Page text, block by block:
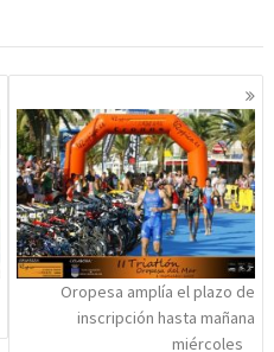
Oropesa amplía el plazo de
inscripción hasta mañana
miércoles